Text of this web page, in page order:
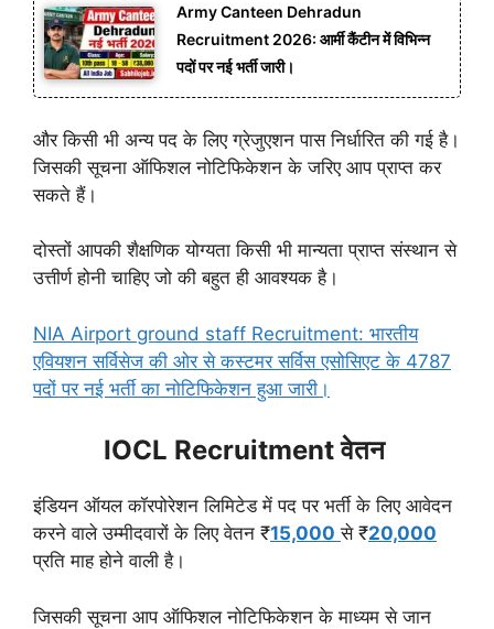
Army Canteen Dehradun
Recruitment 2026: आर्मी कैंटीन में विभिन्न
पदों पर नई भर्ती जारी।
और किसी भी अन्य पद के लिए ग्रेजुएशन पास निर्धारित की गई है।
जिसकी सूचना ऑफिशल नोटिफिकेशन के जरिए आप प्राप्त कर
सकते हैं।
दोस्तों आपकी शैक्षणिक योग्यता किसी भी मान्यता प्राप्त संस्थान से
उत्तीर्ण होनी चाहिए जो की बहुत ही आवश्यक है।
NIA Airport ground staff Recruitment: भारतीय
एवियशन सर्विसेज की ओर से कस्टमर सर्विस एसोसिएट के 4787
पदों पर नई भर्ती का नोटिफिकेशन हुआ जारी।
IOCL Recruitment वेतन
इंडियन ऑयल कॉरपोरेशन लिमिटेड में पद पर भर्ती के लिए आवेदन
करने वाले उम्मीदवारों के लिए वेतन ₹15,000 से ₹20,000
प्रति माह होने वाली है।
जिसकी सूचना आप ऑफिशल नोटिफिकेशन के माध्यम से जान